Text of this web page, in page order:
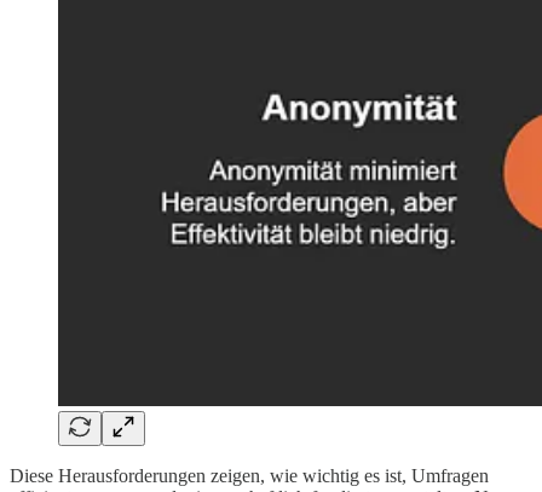
Diese Herausforderungen zeigen, wie wichtig es ist, Umfragen